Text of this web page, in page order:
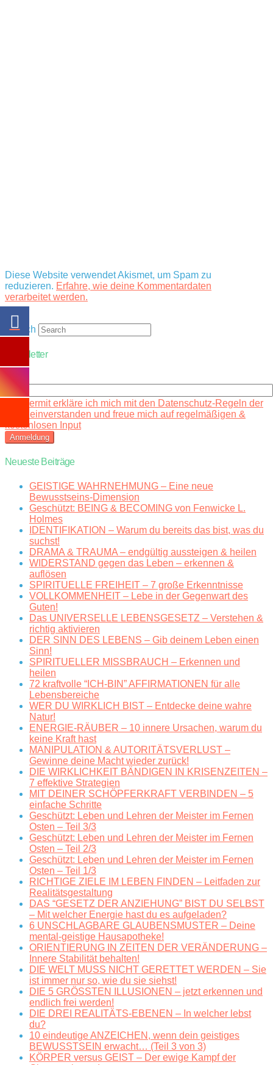
Diese Website verwendet Akismet, um Spam zu
reduzieren. Erfahre, wie deine Kommentardaten
verarbeitet werden.
Search
Newsletter
Email
Hiermit erkläre ich mich mit den Datenschutz-Regeln der
Seite einverstanden und freue mich auf regelmäßigen &
kostenlosen Input
Neueste Beiträge
GEISTIGE WAHRNEHMUNG – Eine neue
Bewusstseins-Dimension
Geschützt: BEING & BECOMING von Fenwicke L.
Holmes
IDENTIFIKATION – Warum du bereits das bist, was du
suchst!
DRAMA & TRAUMA – endgültig aussteigen & heilen
WIDERSTAND gegen das Leben – erkennen &
auflösen
SPIRITUELLE FREIHEIT – 7 große Erkenntnisse
VOLLKOMMENHEIT – Lebe in der Gegenwart des
Guten!
Das UNIVERSELLE LEBENSGESETZ – Verstehen &
richtig aktivieren
DER SINN DES LEBENS – Gib deinem Leben einen
Sinn!
SPIRITUELLER MISSBRAUCH – Erkennen und
heilen
72 kraftvolle “ICH-BIN” AFFIRMATIONEN für alle
Lebensbereiche
WER DU WIRKLICH BIST – Entdecke deine wahre
Natur!
ENERGIE-RÄUBER – 10 innere Ursachen, warum du
keine Kraft hast
MANIPULATION & AUTORITÄTSVERLUST –
Gewinne deine Macht wieder zurück!
DIE WIRKLICHKEIT BÄNDIGEN IN KRISENZEITEN –
7 effektive Strategien
MIT DEINER SCHÖPFERKRAFT VERBINDEN – 5
einfache Schritte
Geschützt: Leben und Lehren der Meister im Fernen
Osten – Teil 3/3
Geschützt: Leben und Lehren der Meister im Fernen
Osten – Teil 2/3
Geschützt: Leben und Lehren der Meister im Fernen
Osten – Teil 1/3
RICHTIGE ZIELE IM LEBEN FINDEN – Leitfaden zur
Realitätsgestaltung
DAS “GESETZ DER ANZIEHUNG” BIST DU SELBST
– Mit welcher Energie hast du es aufgeladen?
6 UNSCHLAGBARE GLAUBENSMUSTER – Deine
mental-geistige Hausapotheke!
ORIENTIERUNG IN ZEITEN DER VERÄNDERUNG –
Innere Stabilität behalten!
DIE WELT MUSS NICHT GERETTET WERDEN – Sie
ist immer nur so, wie du sie siehst!
DIE 5 GRÖSSTEN ILLUSIONEN – jetzt erkennen und
endlich frei werden!
DIE DREI REALITÄTS-EBENEN – In welcher lebst
du?
10 eindeutige ANZEICHEN, wenn dein geistiges
BEWUSSTSEIN erwacht… (Teil 3 von 3)
KÖRPER versus GEIST – Der ewige Kampf der